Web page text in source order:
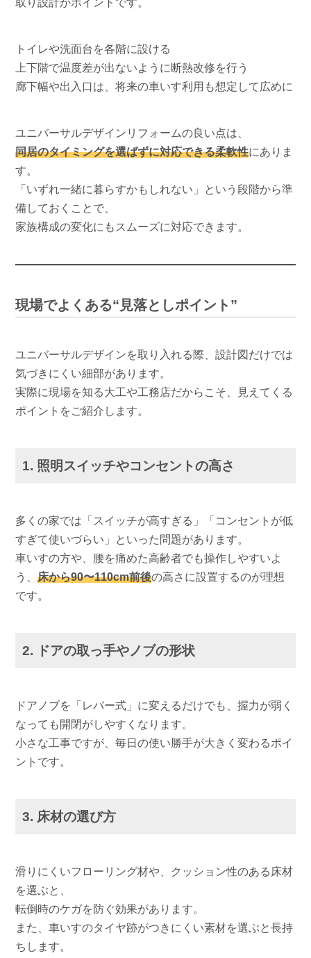
取り設計がポイントです。
トイレや洗面台を各階に設ける
上下階で温度差が出ないように断熱改修を行う
廊下幅や出入口は、将来の車いす利用も想定して広めに
ユニバーサルデザインリフォームの良い点は、
同居のタイミングを選ばずに対応できる柔軟性にありま
す。
「いずれ一緒に暮らすかもしれない」という段階から準
備しておくことで、
家族構成の変化にもスムーズに対応できます。
現場でよくある“見落としポイント”
ユニバーサルデザインを取り入れる際、設計図だけでは
気づきにくい細部があります。
実際に現場を知る大工や工務店だからこそ、見えてくる
ポイントをご紹介します。
1. 照明スイッチやコンセントの高さ
多くの家では「スイッチが高すぎる」「コンセントが低
すぎて使いづらい」といった問題があります。
車いすの方や、腰を痛めた高齢者でも操作しやすいよ
う、床から90〜110cm前後の高さに設置するのが理想
です。
2. ドアの取っ手やノブの形状
ドアノブを「レバー式」に変えるだけでも、握力が弱く
なっても開閉がしやすくなります。
小さな工事ですが、毎日の使い勝手が大きく変わるポイ
ントです。
3. 床材の選び方
滑りにくいフローリング材や、クッション性のある床材
を選ぶと、
転倒時のケガを防ぐ効果があります。
また、車いすのタイヤ跡がつきにくい素材を選ぶと長持
ちします。